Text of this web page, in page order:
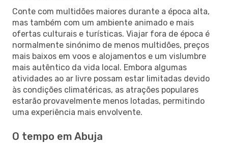
Conte com multidões maiores durante a época alta,
mas também com um ambiente animado e mais
ofertas culturais e turísticas. Viajar fora de época é
normalmente sinónimo de menos multidões, preços
mais baixos em voos e alojamentos e um vislumbre
mais autêntico da vida local. Embora algumas
atividades ao ar livre possam estar limitadas devido
às condições climatéricas, as atrações populares
estarão provavelmente menos lotadas, permitindo
uma experiência mais envolvente.
O tempo em Abuja